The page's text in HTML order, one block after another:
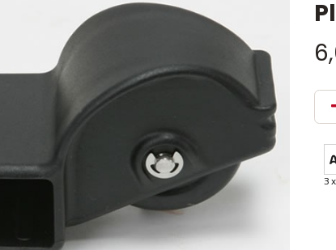
3